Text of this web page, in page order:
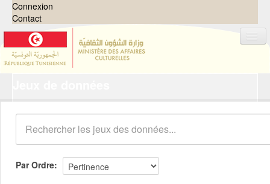
Connexion
Contact
Organisations
Groupes
Demandes 0
À propos
Par Ordre